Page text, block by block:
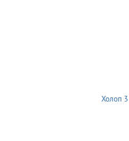
Холоп 3